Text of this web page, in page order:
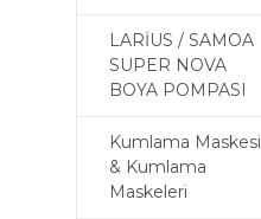
LARİUS / SAMOA
SUPER NOVA
BOYA POMPASI
Kumlama Maskesi
& Kumlama
Maskeleri